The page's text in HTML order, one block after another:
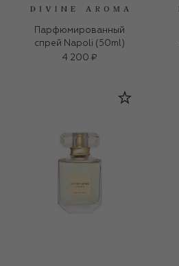
Парфюмированный
спрей Napoli (50ml)
4 200 ₽